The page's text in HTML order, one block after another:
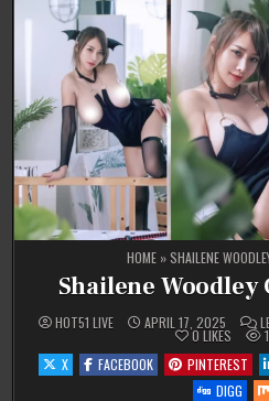
HOME »SHAILENE
Shailene Woodley
HOT51 LIVE APRIL 17, 2025
0LIKES
X
FACEBOOK PINTEREST
DIGG